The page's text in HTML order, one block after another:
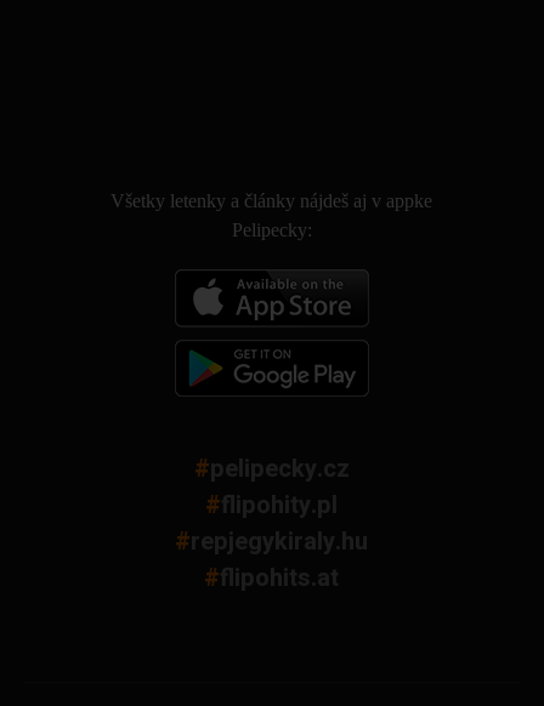
Všetky letenky a články nájdeš aj v appke
Pelipecky:
#pelipecky.cz
#flipohity.pl
#repjegykiraly.hu
#flipohits.at